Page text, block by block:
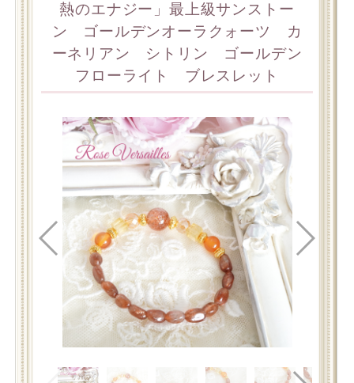
熱のエナジー」最上級サンストー
ン ゴールデンオーラクォーツ カ
ーネリアン シトリン ゴールデン
フローライト ブレスレット